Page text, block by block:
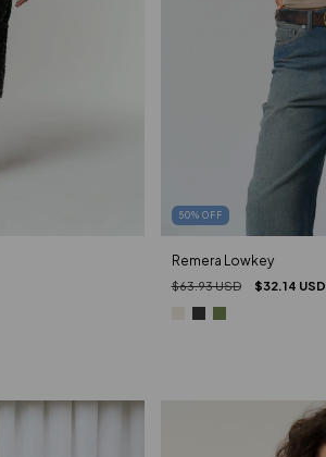
50% OFF
Remera Lowkey
$63.93 USD $32.14 USD